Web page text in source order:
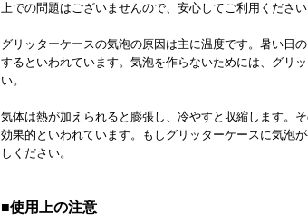
上での問題はございませんので、安心してご利用ください
グリッターケースの気泡の原因は主に温度です。暑い日
するといわれています。気泡を作らないためには、グリ
い。
気体は熱が加えられると膨張し、冷やすと収縮します。
効果的といわれています。もしグリッターケースに気泡
しください。
■使用上の注意